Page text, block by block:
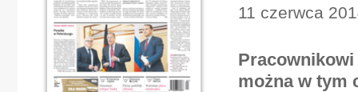
11 czerwca
można w tym